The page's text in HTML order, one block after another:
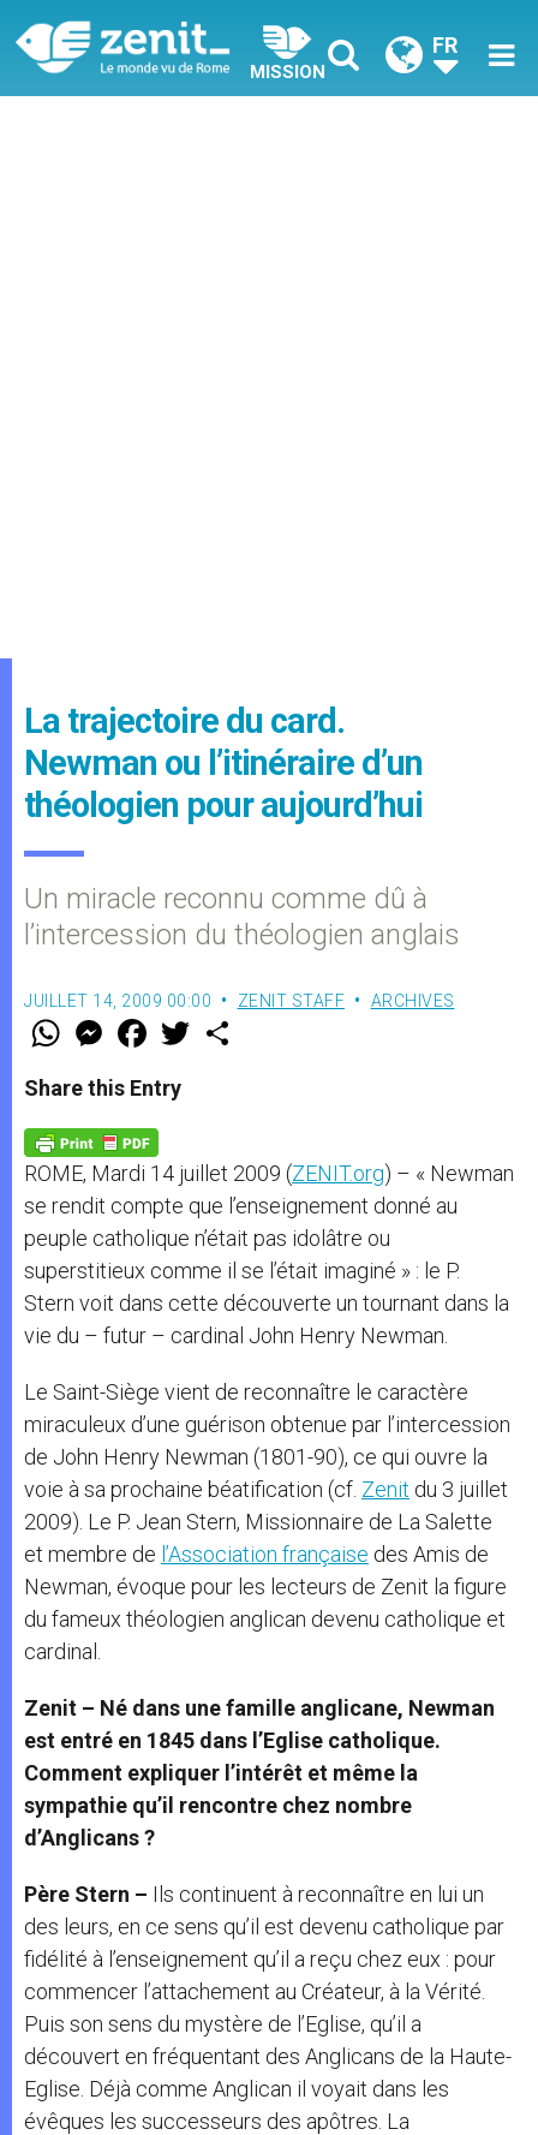
MISSION
FR
La trajectoire du card.
Newman ou l’itinéraire d’un
théologien pour aujourd’hui
Un miracle reconnu comme dû à
l’intercession du théologien anglais
JUILLET 14, 2009 00:00 ZENIT STAFF ARCHIVES
W
t
s
p
p
M
e
s
e
g
e
r
F
a
e
b
o
k
w
Share this Entry
ROME, Mardi 14 juillet 2009 (ZENIT.org) – « Newman
se rendit compte que l’enseignement donné au
peuple catholique n’était pas idolâtre ou
superstitieux comme il se l’était imaginé » : le P.
Stern voit dans cette découverte un tournant dans la
vie du – futur – cardinal John Henry Newman.
Le Saint-Siège vient de reconnaître le caractère
miraculeux d’une guérison obtenue par l’intercession
de John Henry Newman (1801-90), ce qui ouvre la
voie à sa prochaine béatification (cf. Zenit du 3 juillet
2009). Le P. Jean Stern, Missionnaire de La Salette
et membre de l’Association française des Amis de
Newman, évoque pour les lecteurs de Zenit la figure
du fameux théologien anglican devenu catholique et
cardinal.
Zenit – Né dans une famille anglicane, Newman
est entré en 1845 dans l’Eglise catholique.
Comment expliquer l’intérêt et même la
sympathie qu’il rencontre chez nombre
d’Anglicans ?
Père Stern – Ils continuent à reconnaître en lui un
des leurs, en ce sens qu’il est devenu catholique par
fidélité à l’enseignement qu’il a reçu chez eux : pour
commencer l’attachement au Créateur, à la Vérité.
Puis son sens du mystère de l’Eglise, qu’il a
découvert en fréquentant des Anglicans de la Haute-
Eglise. Déjà comme Anglican il voyait dans les
évêques les successeurs des apôtres. La